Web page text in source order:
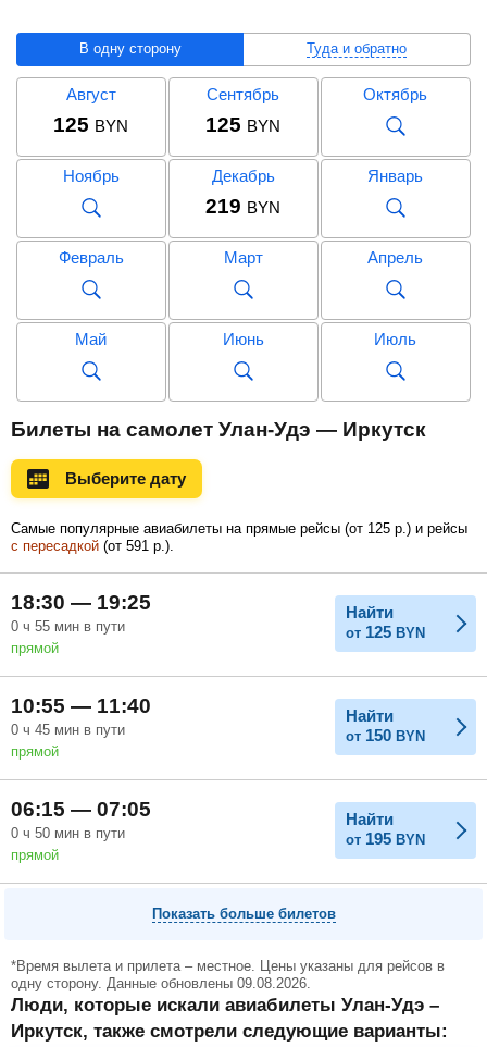
В одну сторону Туда и обратно
Август
125 BYN
Сентябрь
125 BYN
Октябрь
Ноябрь Декабрь
219 BYN
Январь
Февраль Март Апрель
Май Июнь Июль
Сентябрь
Ноябрь
Билеты на самолет Улан-Удэ — Иркутск
Выберите дату
Самые популярные авиабилеты на прямые рейсы (от 125 р. ) и рейсы
с пересадкой (от 591 р. ).
18:30 — 19:25
0 ч 55 мин в пути
прямой
Найти
от 125 BYN
10:55 — 11:40
0 ч 45 мин в пути
прямой
Найти
от 150 BYN
06:15 — 07:05
0 ч 50 мин в пути
прямой
Найти
от 195 BYN
Показать больше билетов
*Время вылета и прилета – местное. Цены указаны для рейсов в
одну сторону. Данные обновлены 09.08.2026.
Люди, которые искали авиабилеты Улан-Удэ –
Иркутск, также смотрели следующие варианты: